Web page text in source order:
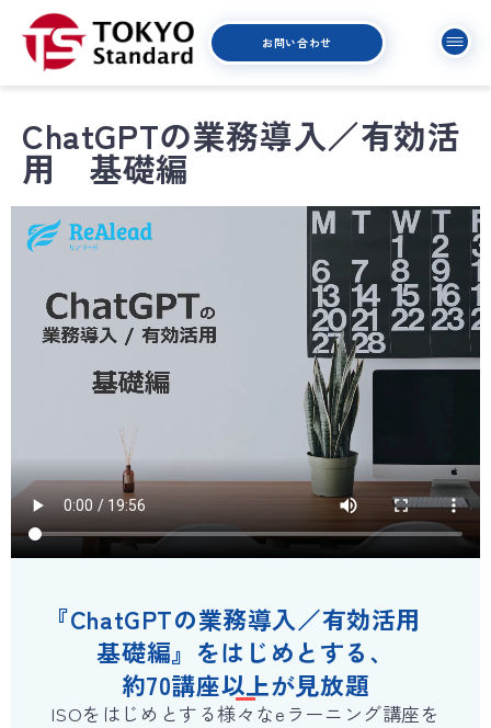
お問い合わせ
ChatGPTの業務導入／有効活
用 基礎編
『ChatGPTの業務導入／有効活用
基礎編』をはじめとする、
約70講座以上が見放題
ISOをはじめとする様々なeラーニング講座を